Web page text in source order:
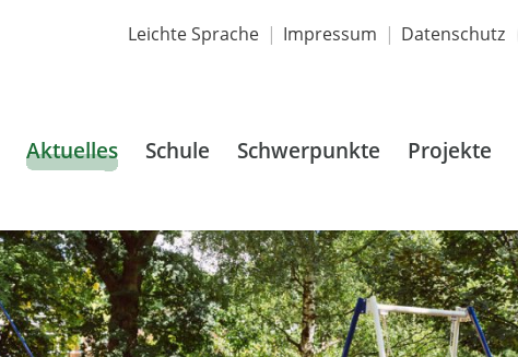
Leichte Sprache Impressum Datenschutz
Aktuelles Schule Schwerpunkte Projekte